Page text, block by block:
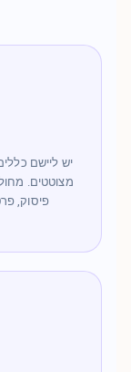
יש ליישם
מצוטטים.
פיסוק,